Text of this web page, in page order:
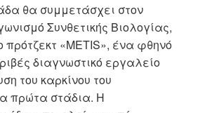
θα συμμετάσχει στον
Συνθετικής Βιολογίας,
πρότζεκτ «METIS», ένα φθηνό
διαγνωστικό εργαλείο
του καρκίνου του
πρώτα στάδια. Η